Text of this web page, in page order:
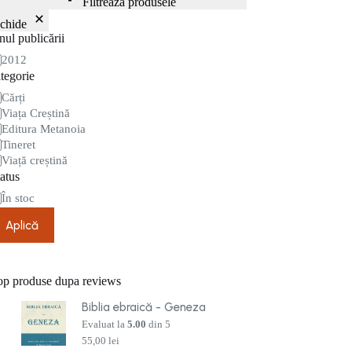
publicării
2012
Cărți
Viața Creștină
Editura Metanoia
Tineret
Viață creștină
În stoc
Aplică
produse dupa reviews
Biblia ebraică - Geneza
Evaluat la5.00 din 5
55,00lei